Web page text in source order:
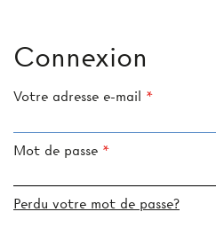
Connexion
Votre adresse e-mail
Mot de passe
Perdu votre mot de passe?